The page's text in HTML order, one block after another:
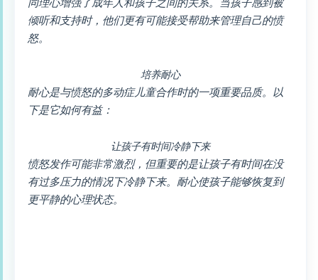
倾听和支持时，他们更有可能接受帮助来管理自己的愤
怒。
培养耐心
耐心是与愤怒的多动症儿童合作时的一项重要品质。以
下是它如何有益：
让孩子有时间冷静下来
愤怒发作可能非常激烈，但重要的是让孩子有时间在没
有过多压力的情况下冷静下来。耐心使孩子能够恢复到
更平静的心理状态。